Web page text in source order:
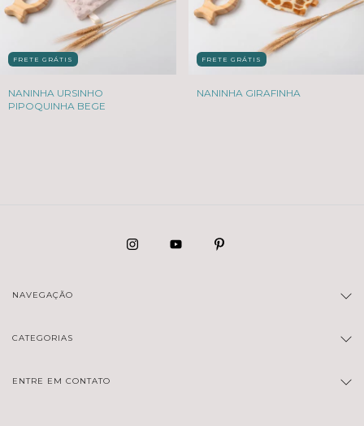
FRETE GRÁTIS
NANINHA URSINHO
PIPOQUINHA BEGE
FRETE GRÁTIS
NANINHA GIRAFINHA
NAVEGAÇÃO
CATEGORIAS
ENTRE EM CONTATO